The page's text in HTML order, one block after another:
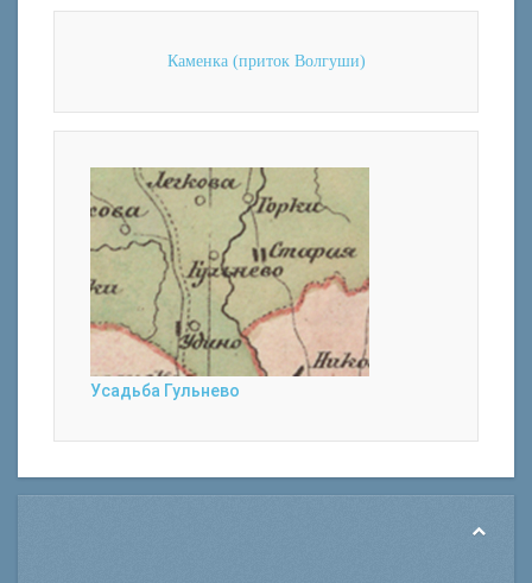
Каменка (приток Волгуши)
Усадьба Гульнево